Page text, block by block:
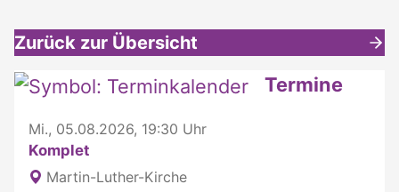
Zurück zur Übersicht
Weitere interessante Inhalte Termine
Mi., 05.08.2026, 19:30 Uhr
Komplet
Martin-Luther-Kirche